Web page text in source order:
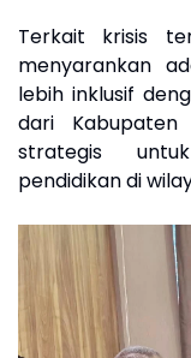
Terkait krisis
menyarankan
lebih inklusif
dari
strategis
pendidikan di